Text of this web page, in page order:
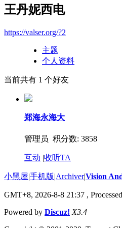
王丹妮西电
https://valser.org/?2
主题
个人资料
当前共有 1 个好友
郑海永海大
管理员 积分数: 3858
互动 |收听TA
小黑屋|手机版|Archiver|Vision
GMT+8, 2026-8-8 21:37 ,
Powered by Discuz! X3.4